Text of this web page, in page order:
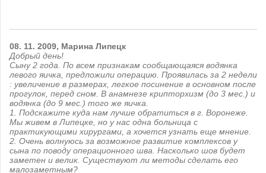
08. 11. 2009, Марина Липецк
Добрый день!
Сыну 2 года. По всем признакам сообщающаяся водянка
левого яичка, предложили операцию. Проявилась за 2 недели
: увеличение в размерах, легкое посинение в основном после
прогулок, перед сном. В анамнезе крипторхизм (до 3 мес.) и
водянка (до 9 мес.) того же яичка.
1. Подскажите куда нам лучше обратиться в г. Воронеже.
Мы живем в Липецке, но у нас одна больница с
практикующими хирургами, а хочется узнать еще мнение.
2. Очень волнуюсь за возможное развитие комплексов у
сына по поводу операционного шва. Насколько шов будет
заметен и велик. Существуют ли методы сделать его
малозаметным?